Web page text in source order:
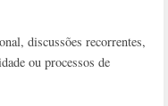
discussões recorrentes,
ou processos de